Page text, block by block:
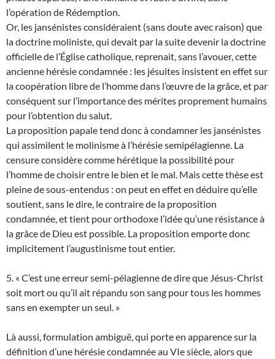
l’opération de Rédemption.
Or, les jansénistes considéraient (sans doute avec raison) que
la doctrine moliniste, qui devait par la suite devenir la doctrine
officielle de l’Église catholique, reprenait, sans l’avouer, cette
ancienne hérésie condamnée : les jésuites insistent en effet sur
la coopération libre de l’homme dans l’œuvre de la grâce, et par
conséquent sur l’importance des mérites proprement humains
pour l’obtention du salut.
La proposition papale tend donc à condamner les jansénistes
qui assimilent le molinisme à l’hérésie semipélagienne. La
censure considère comme hérétique la possibilité pour
l’homme de choisir entre le bien et le mal. Mais cette thèse est
pleine de sous-entendus : on peut en effet en déduire qu’elle
soutient, sans le dire, le contraire de la proposition
condamnée, et tient pour orthodoxe l’idée qu’une résistance à
la grâce de Dieu est possible. La proposition emporte donc
implicitement l’augustinisme tout entier.
5. « C’est une erreur semi-pélagienne de dire que Jésus-Christ
soit mort ou qu’il ait répandu son sang pour tous les hommes
sans en exempter un seul. »
Là aussi, formulation ambiguë, qui porte en apparence sur la
définition d’une hérésie condamnée au VIe siècle, alors que